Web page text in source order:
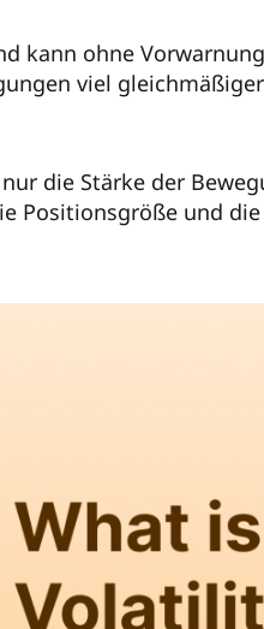
kann ohne
viel
die Stärke der
Positionsgröße und